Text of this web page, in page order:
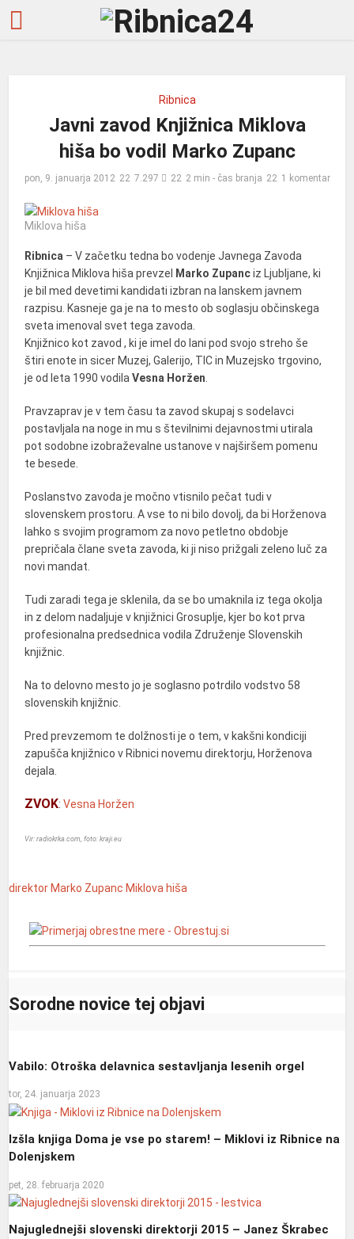
Ribnica
Javni zavod Knjižnica Miklova
hiša bo vodil Marko Zupanc
pon, 9. januarja 2012 7.297 2 min - čas branja 1 komentar
Miklova hiša
Ribnica – V začetku tedna bo vodenje Javnega Zavoda
Knjižnica Miklova hiša prevzel
Marko Zupanciz Ljubljane, ki
je bil med devetimi kandidati izbran na lanskem javnem
razpisu. Kasneje ga je na to mesto ob soglasju občinskega
sveta imenoval svet tega zavoda.
Knjižnico kot zavod , ki je imel do lani pod svojo streho še
štiri enote in sicer Muzej, Galerijo, TIC in Muzejsko trgovino,
je od leta 1990 vodilaVesna Horžen.
Pravzaprav je v tem času ta zavod skupaj s sodelavci
postavljala na noge in mu s številnimi dejavnostmi utirala
pot sodobne izobraževalne ustanove v najširšem pomenu
te besede.
Poslanstvo zavoda je močno vtisnilo pečat tudi v
slovenskem prostoru. A vse to ni bilo dovolj, da bi Horženova
lahko s svojim programom za novo petletno obdobje
prepričala člane sveta zavoda, ki ji niso prižgali zeleno luč za
novi mandat.
Tudi zaradi tega je sklenila, da se bo umaknila iz tega okolja
in z delom nadaljuje v knjižnici Grosuplje, kjer bo kot prva
profesionalna predsednica vodila Združenje Slovenskih
knjižnic.
Na to delovno mesto jo je soglasno potrdilo vodstvo 58
slovenskih knjižnic.
Pred prevzemom te dolžnosti je o tem, v kakšni kondiciji
zapušča knjižnico v Ribnici novemu direktorju, Horženova
dejala.
ZVOK:Vesna Horžen
Vir: radiokrka.com, foto:kraji.eu
direktor Marko Zupanc Miklova hiša
Sorodne novice tej objavi
Vabilo: Otroška delavnica sestavljanja lesenih orgel
tor, 24. januarja 2023
Izšla knjiga Doma je vse po starem! – Miklovi iz Ribnice na
Dolenjskem
pet, 28. februarja 2020
Najuglednejši slovenski direktorji 2015 – Janez Škrabec